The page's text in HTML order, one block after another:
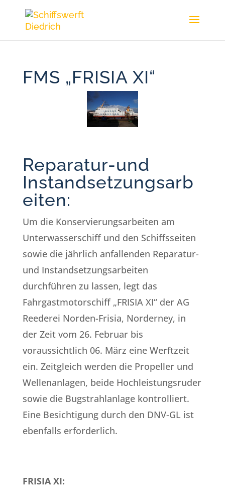
FMS „FRISIA XI“
Reparatur-und
Instandsetzungsarb
eiten:
Um die Konservierungsarbeiten am
Unterwasserschiff und den Schiffsseiten
sowie die jährlich anfallenden Reparatur-
und Instandsetzungsarbeiten
durchführen zu lassen, legt das
Fahrgastmotorschiff „FRISIA XI“ der AG
Reederei Norden-Frisia, Norderney, in
der Zeit vom 26. Februar bis
voraussichtlich 06. März eine Werftzeit
ein. Zeitgleich werden die Propeller und
Wellenanlagen, beide Hochleistungsruder
sowie die Bugstrahlanlage kontrolliert.
Eine Besichtigung durch den DNV-GL ist
ebenfalls erforderlich.
FRISIA XI: